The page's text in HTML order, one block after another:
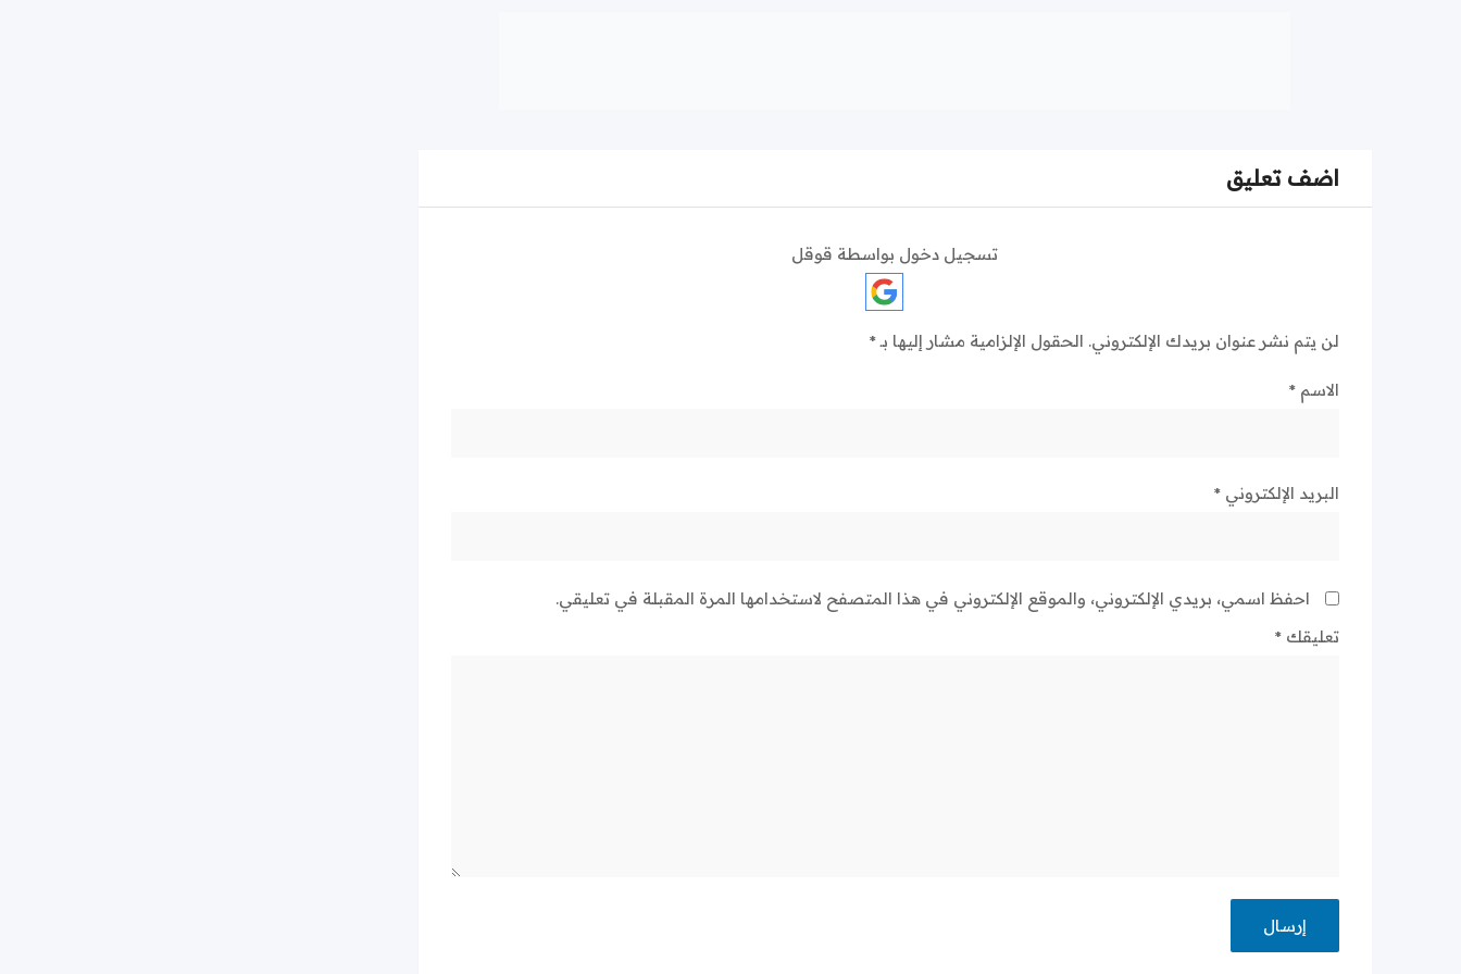
اضف تعليق
تسجيل دخول بواسطة قوقل
لن يتم نشر عنوان بريدك الإلكتروني. الحقول الإلزامية مشار إليها بـ*
الاسم *
البريد الإلكتروني *
احفظ اسمي، بريدي الإلكتروني، والموقع الإلكتروني في هذا المتصفح لاستخدامها المرة المقبلة في تعليقي.
تعليقك *